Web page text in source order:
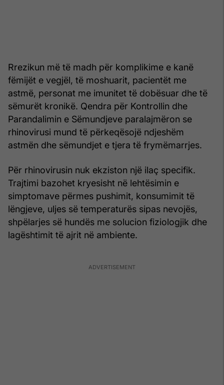
Rrezikun më të madh për komplikime e kanë
fëmijët e vegjël, të moshuarit, pacientët me
astmë, personat me imunitet të dobësuar dhe të
sëmurët kronikë. Qendra për Kontrollin dhe
Parandalimin e Sëmundjeve paralajmëron se
rhinovirusi mund të përkeqësojë ndjeshëm
astmën dhe sëmundjet e tjera të frymëmarrjes.
Për rhinovirusin nuk ekziston një ilaç specifik.
Trajtimi bazohet kryesisht në lehtësimin e
simptomave përmes pushimit, konsumimit të
lëngjeve, uljes së temperaturës sipas nevojës,
shpëlarjes së hundës me solucion fiziologjik dhe
lagështimit të ajrit në ambiente.